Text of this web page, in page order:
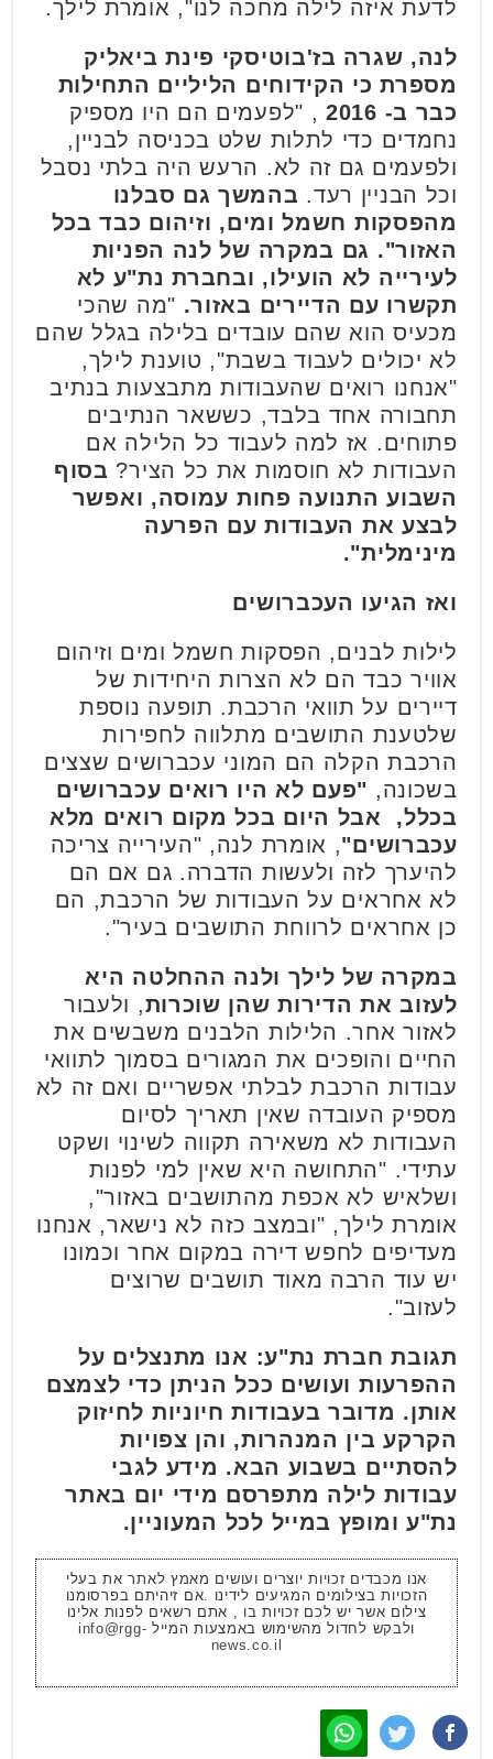
לדעת איזה לילה מחכה לנו", אומרת לילך.
לנה, שגרה בז'בוטיסקי פינת ביאליק
מספרת כי הקידוחים הליליים התחילות
כבר ב- 2016
, "לפעמים הם היו מספיק
נחמדים כדי לתלות שלט בכניסה לבניין,
ולפעמים גם זה לא. הרעש היה בלתי נסבל
וכל הבניין רעד. בהמשך גם סבלנו
מהפסקות חשמל ומים, וזיהום כבד בכל
האזור". גם במקרה של לנה הפניות
לעירייה לא הועילו, ובחברת נת"ע לא
תקשרו עם הדיירים באזור. "מה שהכי
מכעיס הוא שהם עובדים בלילה בגלל שהם
לא יכולים לעבוד בשבת", טוענת לילך,
"אנחנו רואים שהעבודות מתבצעות בנתיב
תחבורה אחד בלבד, כששאר הנתיבים
פתוחים. אז למה לעבוד כל הלילה אם
העבודות לא חוסמות את כל הציר? בסוף
השבוע התנועה פחות עמוסה, ואפשר
לבצע את העבודות עם הפרעה
מינימלית".
ואז הגיעו העכברושים
לילות לבנים, הפסקות חשמל ומים וזיהום
אוויר כבד הם לא הצרות היחידות של
דיירים על תוואי הרכבת. תופעה נוספת
שלטענת התושבים מתלווה לחפירות
הרכבת הקלה הם המוני עכברושים שצצים
בשכונה, "פעם לא היו רואים עכברושים
בכלל, אבל היום בכל מקום רואים מלא
עכברושים", אומרת לנה, "העירייה צריכה
להיערך לזה ולעשות הדברה. גם אם הם
לא אחראים על העבודות של הרכבת, הם
כן אחראים לרווחת התושבים בעיר".
במקרה של לילך ולנה ההחלטה היא
לעזוב את הדירות שהן שוכרות, ולעבור
לאזור אחר. הלילות הלבנים משבשים את
החיים והופכים את המגורים בסמוך לתוואי
עבודות הרכבת לבלתי אפשריים ואם זה לא
מספיק העובדה שאין תאריך לסיום
העבודות לא משאירה תקווה לשינוי ושקט
עתידי. "התחושה היא שאין למי לפנות
ושלאיש לא אכפת מהתושבים באזור",
אומרת לילך, "ובמצב כזה לא נישאר, אנחנו
מעדיפים לחפש דירה במקום אחר וכמונו
יש עוד הרבה מאוד תושבים שרוצים
לעזוב".
תגובת חברת נת"ע: אנו מתנצלים על
ההפרעות ועושים ככל הניתן כדי לצמצם
אותן. מדובר בעבודות חיוניות לחיזוק
הקרקע בין המנהרות, והן צפויות
להסתיים בשבוע הבא. מידע לגבי
עבודות לילה מתפרסם מידי יום באתר
נת"ע ומופץ במייל לכל המעוניין.
אנו מכבדים זכויות יוצרים ועושים מאמץ לאתר את בעלי
הזכויות בצילומים המגיעים לידינו .אם זיהיתם בפרסומנו
צילום אשר יש לכם זכויות בו , אתם רשאים לפנות אלינו
ולבקש לחדול מהשימוש באמצעות המייל info@rgg-
news.co.il